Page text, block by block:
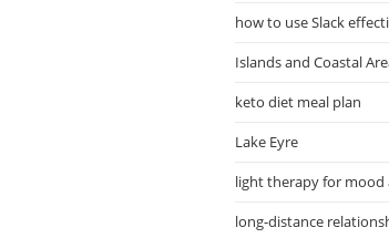
how to use Slack
Islands and Coastal
keto diet meal plan
Lake Eyre
light therapy for mood
long-distance